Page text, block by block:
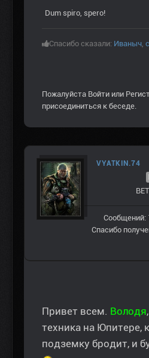
Dum spiro, spero!
Спасибо сказали: Иваныч,
Пожалуйста Войти или
присоединиться к беседе.
VYATKIN.74
Сообщений:
Спасибо
Привет всем. Володя
техника на Юпитере,
подземку бродит, и